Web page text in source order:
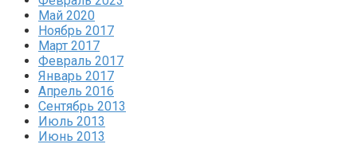
Май 2020
Ноябрь 2017
Март 2017
Февраль 2017
Январь 2017
Апрель 2016
Сентябрь 2013
Июль 2013
Июнь 2013